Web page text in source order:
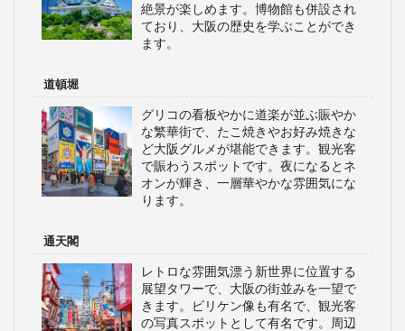
絶景が楽しめます。博物館も併設され
ており、大阪の歴史を学ぶことができ
ます。
道頓堀
グリコの看板やかに道楽が並ぶ賑やか
な繁華街で、たこ焼きやお好み焼きな
ど大阪グルメが堪能できます。観光客
で賑わうスポットです。夜になるとネ
オンが輝き、一層華やかな雰囲気にな
ります。
通天閣
レトロな雰囲気漂う新世界に位置する
展望タワーで、大阪の街並みを一望で
きます。ビリケン像も有名で、観光客
の写真スポットとして有名です。周辺